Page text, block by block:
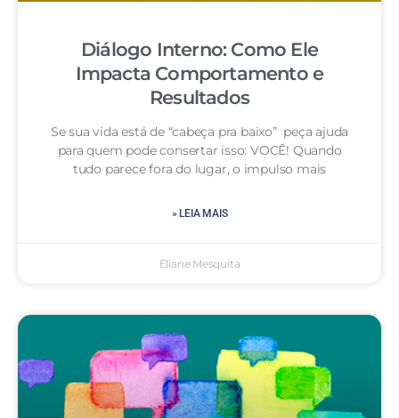
Diálogo Interno: Como Ele
Impacta Comportamento e
Resultados
Se sua vida está de “cabeça pra baixo” peça ajuda
para quem pode consertar isso: VOCÊ! Quando
tudo parece fora do lugar, o impulso mais
» LEIA MAIS
Eliane Mesquita